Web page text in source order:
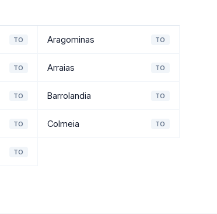
TO Aragominas TO
TO Arraias TO
TO Barrolandia TO
TO Colmeia TO
TO